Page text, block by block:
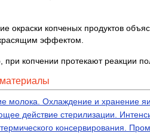
окраски копченых продуктов
эффектом.
при копчении протекают реакции
молока. Охлаждение и хранение
действие стерилизации.
консервирования.